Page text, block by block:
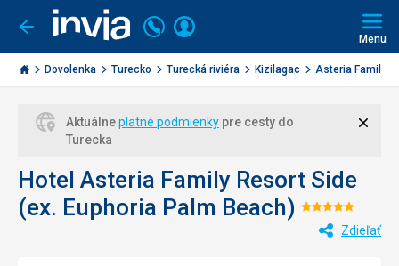
Ísť
späť
Invia.sk
Volajte
+421
2
3221
Prihlásiť
Menu
Dovolenka Turecko Turecká riviéra Kizilagac Asteria Family
Aktuálneplatné podmienky pre cesty do
Turecka
Hotel Asteria Family Resort Side
(ex. Euphoria Palm Beach)
5/5
Zdieľať